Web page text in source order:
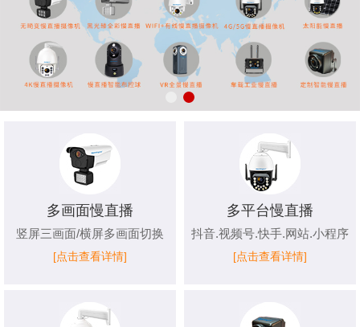
多画面慢直播
竖屏三画面/横屏多画面切换
[点击查看详情]
多平台慢直播
抖音.视频号.快手.网站.小程序
[点击查看详情]